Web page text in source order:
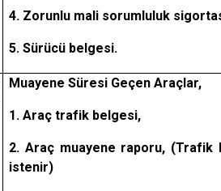
4. Zorunlu mali sorumluluk
5. Sürücü belgesi.
Muayene Süresi Geçen Araçlar,
1. Araç trafik belgesi,
2. Araç muayene raporu, (Trafik
istenir)